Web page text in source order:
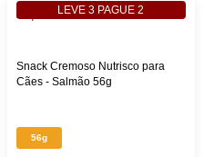
LEVE 3 PAGUE 2
Snack Cremoso Nutrisco para
Cães - Salmão 56g
56g